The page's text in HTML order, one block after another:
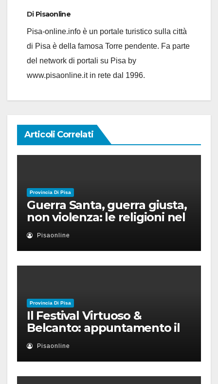
Di Pisaonline
Pisa-online.info è un portale turistico sulla città
di Pisa è della famosa Torre pendente. Fa parte
del network di portali su Pisa by
www.pisaonline.it in rete dal 1996.
Articoli Correlati
Provincia Di Pisa
Guerra Santa, guerra giusta,
non violenza: le religioni nel
nuovo disordine mondiale
Pisaonline
Provincia Di Pisa
Il Festival Virtuoso &
Belcanto: appuntamento il
28 luglio a Palazzo Blu con
Ruben Micieli
Pisaonline